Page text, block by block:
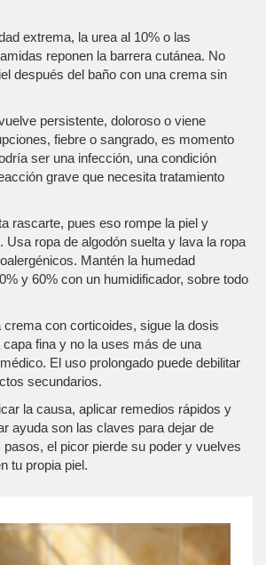
extrema, la urea al 10% o las
reponen la barrera cutánea. No
después del baño con una crema sin
persistente, doloroso o viene
fiebre o sangrado, es momento
ser una infección, una condición
grave que necesita tratamiento
rascarte, pues eso rompe la piel y
Usa ropa de algodón suelta y lava la ropa
Mantén la humedad
y 60% con un humidificador, sobre todo
crema con corticoides, sigue la dosis
capa fina y no la uses más de una
El uso prolongado puede debilitar
secundarios.
la causa, aplicar remedios rápidos y
ayuda son las claves para dejar de
el picor pierde su poder y vuelves
tu propia piel.